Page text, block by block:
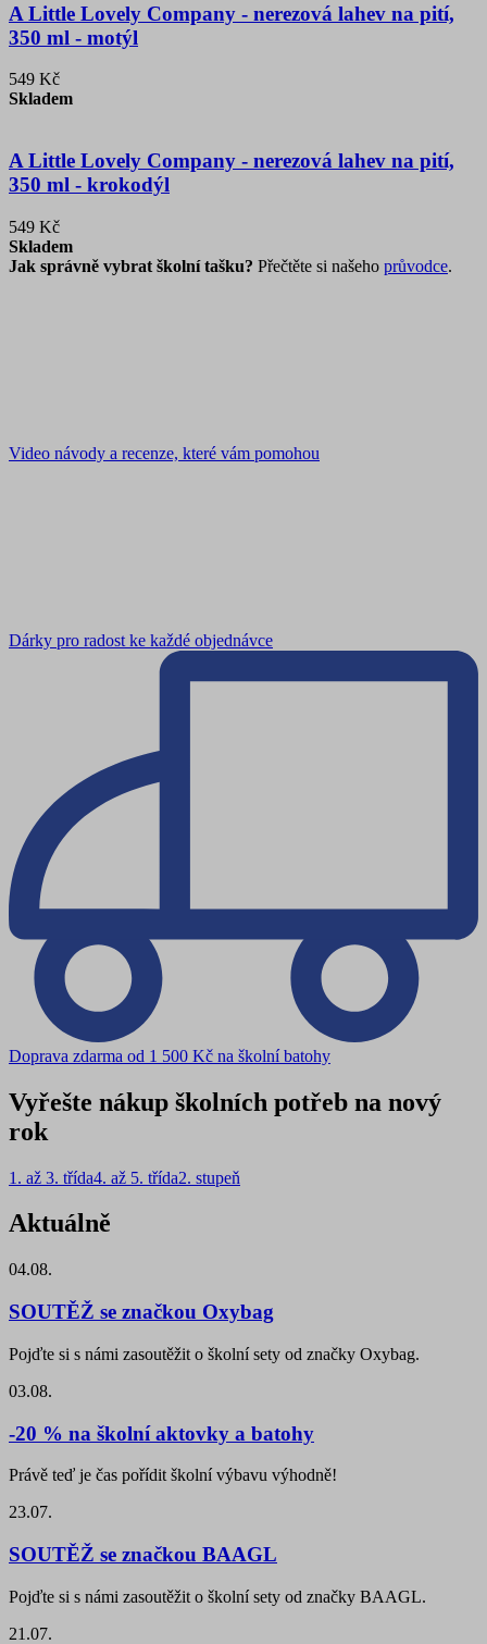
A Little Lovely Company - nerezová lahev na pití,
350 ml - motýl
549 Kč
Skladem
A Little Lovely Company - nerezová lahev na pití,
350 ml - krokodýl
549 Kč
Skladem
Jak správně vybrat školní tašku? Přečtěte si našeho průvodce.
Video návody a recenze, které vám pomohou
Dárky pro radost ke každé objednávce
Doprava zdarma od 1 500 Kč na školní batohy
Vyřešte nákup školních potřeb na nový
rok
1. až 3. třída4. až 5. třída2. stupeň
Aktuálně
04.08.
SOUTĚŽ se značkou Oxybag
Pojďte si s námi zasoutěžit o školní sety od značky Oxybag.
03.08.
-20 % na školní aktovky a batohy
Právě teď je čas pořídit školní výbavu výhodně!
23.07.
SOUTĚŽ se značkou BAAGL
Pojďte si s námi zasoutěžit o školní sety od značky BAAGL.
21.07.